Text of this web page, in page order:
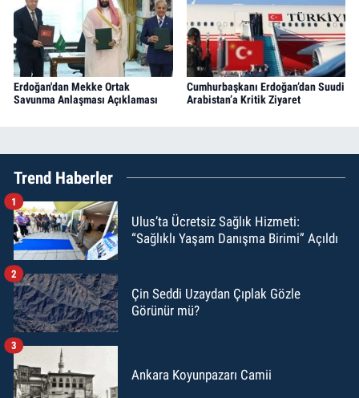
Erdoğan'dan Mekke Ortak
Savunma Anlaşması Açıklaması
Cumhurbaşkanı Erdoğan’dan Suudi
Arabistan’a Kritik Ziyaret
Trend Haberler
Ulus’ta Ücretsiz Sağlık Hizmeti:
“Sağlıklı Yaşam Danışma Birimi” Açıldı
1
Çin Seddi Uzaydan Çıplak Gözle
Görünür mü?
2
Ankara Koyunpazarı Camii
3